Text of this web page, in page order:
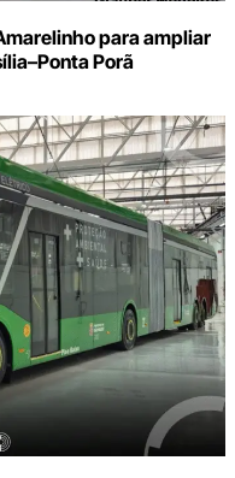
para ampliar
Porã